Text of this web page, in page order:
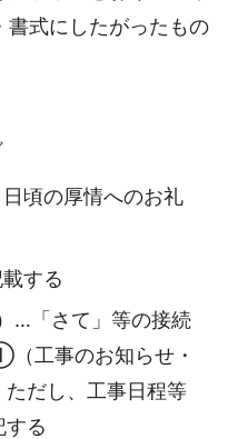
書式にしたがったもの
頃の厚情へのお礼
する
…「さて」等の接続
工事のお知らせ・
だし、工事日程等
する